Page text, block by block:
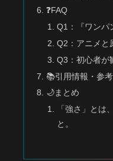
❓FAQ
Q1：『ワンパ
Q2：アニメと
Q3：初心者が
📚引用情報・参
🌙まとめ
「強さ」とは
と。